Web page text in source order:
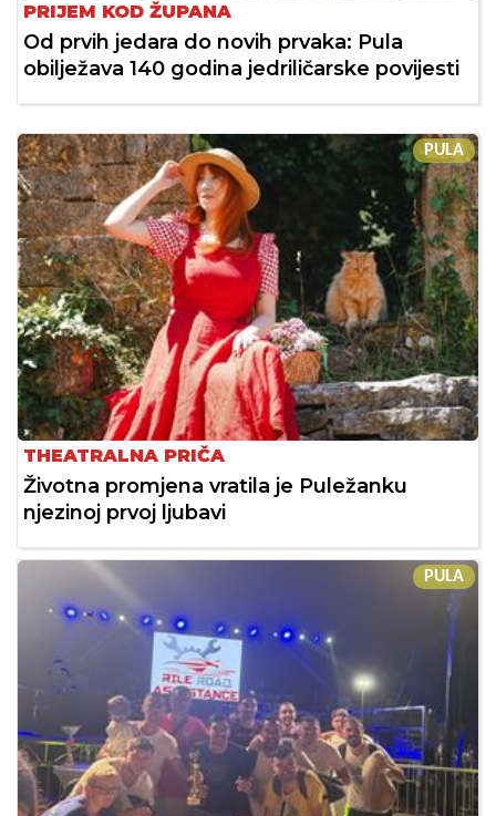
PRIJEM KOD ŽUPANA
Od prvih jedara do novih prvaka: Pula
obilježava 140 godina jedriličarske povijesti
PULA
THEATRALNA PRIČA
Životna promjena vratila je Puležanku
njezinoj prvoj ljubavi
PULA